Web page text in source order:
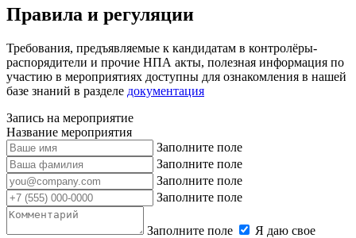
Правила и регуляции
Требования, предъявляемые к кандидатам в контролёры-
распорядители и прочие НПА акты, полезная информация по
участию в мероприятиях доступны для ознакомления в нашей
базе знаний в разделе документация
Запись на мероприятие
Название мероприятия
Заполните поле
Заполните поле
Заполните поле
Заполните поле
Заполните поле
Я даю свое